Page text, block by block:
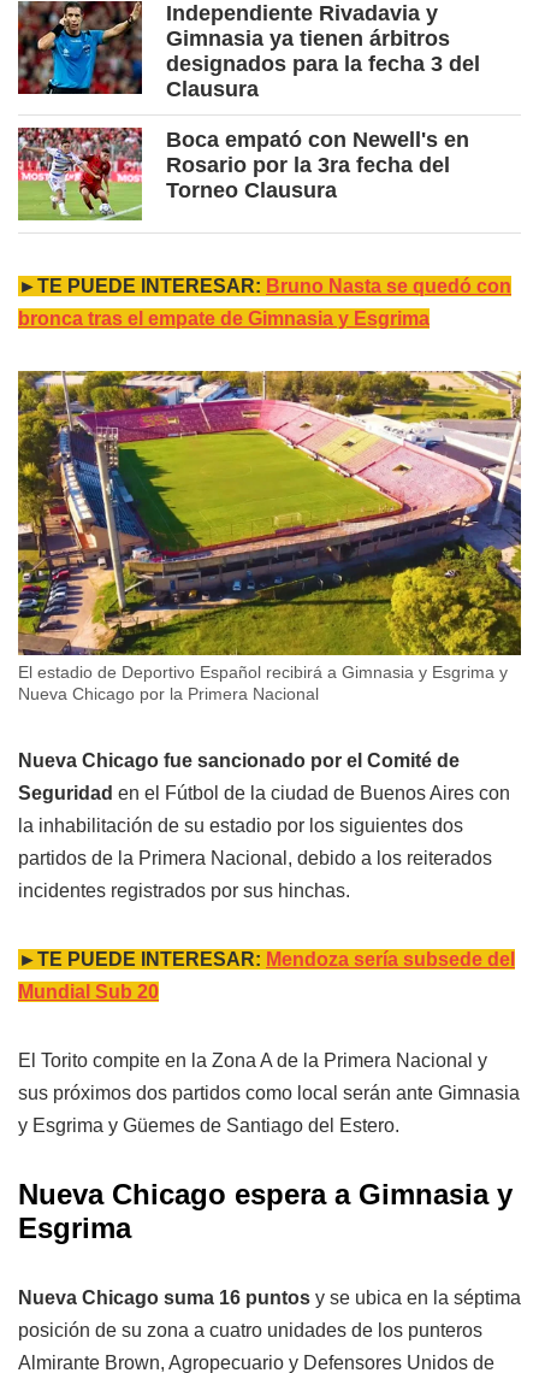
Independiente Rivadavia y
Gimnasia ya tienen árbitros
designados para la fecha 3 del
Clausura
Boca empató con Newell's en
Rosario por la 3ra fecha del
Torneo Clausura
►TE PUEDE INTERESAR: Bruno Nasta se quedó con
bronca tras el empate de Gimnasia y Esgrima
El estadio de Deportivo Español recibirá a Gimnasia y Esgrima y
Nueva Chicago por la Primera Nacional
Nueva Chicago fue sancionado por el Comité de
Seguridad en el Fútbol de la ciudad de Buenos Aires con
la inhabilitación de su estadio por los siguientes dos
partidos de la Primera Nacional, debido a los reiterados
incidentes registrados por sus hinchas.
►TE PUEDE INTERESAR: Mendoza sería subsede del
Mundial Sub 20
El Torito compite en la Zona A de la Primera Nacional y
sus próximos dos partidos como local serán ante Gimnasia
y Esgrima y Güemes de Santiago del Estero.
Nueva Chicago espera a Gimnasia y
Esgrima
Nueva Chicago suma 16 puntos y se ubica en la séptima
posición de su zona a cuatro unidades de los punteros
Almirante Brown, Agropecuario y Defensores Unidos de